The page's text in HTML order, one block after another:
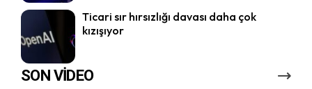
Ticari sır hırsızlığı davası daha çok
kızışıyor
SON VİDEO